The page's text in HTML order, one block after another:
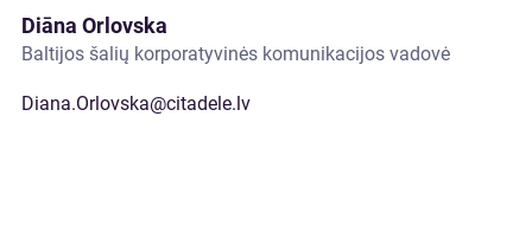
Diāna Orlovska
Baltijos šalių korporatyvinės komunikacijos vadovė
Diana.Orlovska@citadele.lv